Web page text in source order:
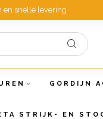
en snelle levering
GORDIJN
STRIJK- EN